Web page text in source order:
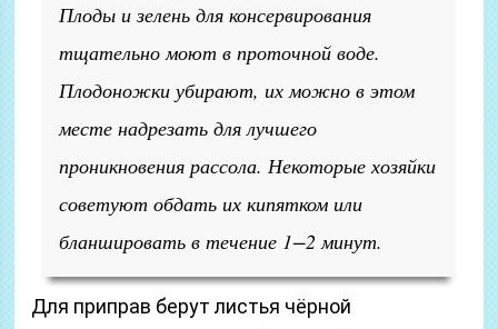
Плоды и зелень для консервирования
тщательно моют в проточной воде.
Плодоножки убирают, их можно в этом
месте надрезать для лучшего
проникновения рассола. Некоторые хозяйки
советуют обдать их кипятком или
бланшировать в течение 1−2 минут.
Для приправ берут листья чёрной